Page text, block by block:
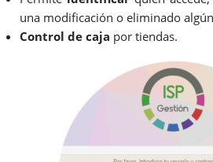
una modificación o eliminado
Control de caja por tiendas.